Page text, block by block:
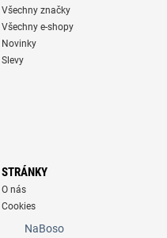
Všechny značky
Všechny e-shopy
Novinky
Slevy
STRÁNKY
O nás
Cookies
NaBoso